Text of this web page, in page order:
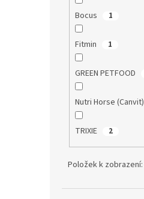
Bocus 1
Fitmin 1
GREEN PETFOOD
Nutri Horse (Canvit)
TRIXIE 2
Položek k zobrazení: